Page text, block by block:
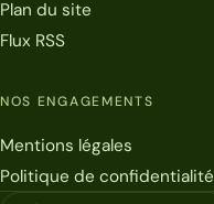
Plan du site
Flux RSS
NOS ENGAGEMENTS
Mentions légales
Politique de confidentialité